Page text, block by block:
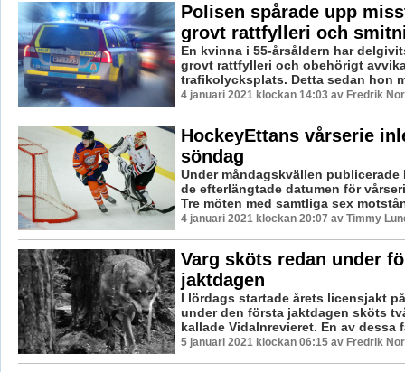
Polisen spårade upp
grovt rattfylleri och
En kvinna i 55-årsåldern har
grovt rattfylleri och obehörigt
trafikolycksplats. Detta sedan hon
4 januari 2021 klockan 14:03 av Fredrik
HockeyEttans vårserie
söndag
Under måndagskvällen publicerade
de efterlängtade datumen för
Tre möten med samtliga sex
4 januari 2021 klockan 20:07 av Timmy
Varg sköts redan under
jaktdagen
I lördags startade årets licensjakt
under den första jaktdagen sköts
kallade Vidalnrevieret. En av dessa
5 januari 2021 klockan 06:15 av Fredrik